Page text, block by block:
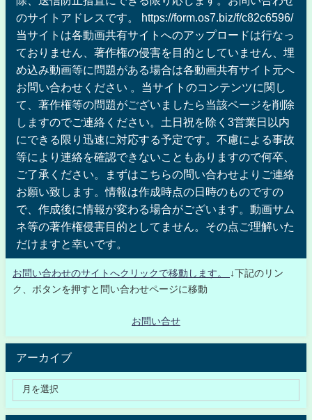
のサイトアドレスです。 https://form.os7.biz/f/c82c6596/
当サイトは各動画共有サイトへのアップロードは行なっ
ておりません、著作権の侵害を目的としていません、埋
め込み動画等に問題がある場合は各動画共有サイト元へ
お問い合わせください 。当サイトのコンテンツに関し
て、著作権等の問題がございましたら当該ページを削除
しますのでご連絡ください。土日祝を除く3営業日以内
にできる限り迅速に対応する予定です。不慮による事故
等により連絡を確認できないこともありますので何卒、
ご了承ください。まずはこちらの問い合わせよりご連絡
お願い致します。情報は作成時点の日時のものですの
で、作成後に情報が変わる場合がございます。動画サム
ネ等の著作権侵害目的としてません。その点ご理解いた
だけますと幸いです。
お問い合わせのサイトへクリックで移動します。
↓下記のリン
ク、ボタンを押すと問い合わせページに移動
お問い合せ
アーカイブ